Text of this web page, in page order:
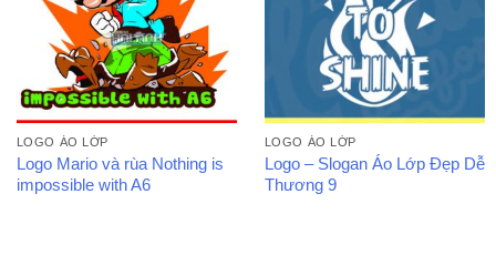
LOGO ÁO LỚP
Logo Mario và rùa Nothing is
impossible with A6
LOGO ÁO LỚP
Logo – Slogan Áo Lớp Đẹp Dễ
Thương 9